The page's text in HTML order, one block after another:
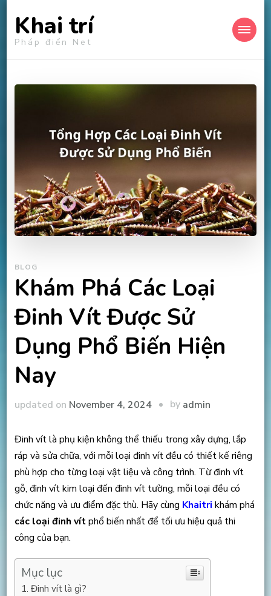
Khai trí
Pháp điển Net
BLOG
Khám Phá Các Loại
Đinh Vít Được Sử
Dụng Phổ Biến Hiện
Nay
updated on November 4, 2024 by admin
Đinh vít là phụ kiện không thể thiếu trong xây dựng, lắp
ráp và sửa chữa, với mỗi loại đinh vít đều có thiết kế riêng
phù hợp cho từng loại vật liệu và công trình. Từ đinh vít
gỗ, đinh vít kim loại đến đinh vít tường, mỗi loại đều có
chức năng và ưu điểm đặc thù. Hãy cùng Khaitri khám phá
các loại đinh vítphổ biến nhất để tối ưu hiệu quả thi
công của bạn.
Mục lục
Đinh vít là gì?